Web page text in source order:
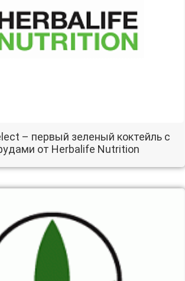
– первый зеленый коктейль с
от Herbalife Nutrition